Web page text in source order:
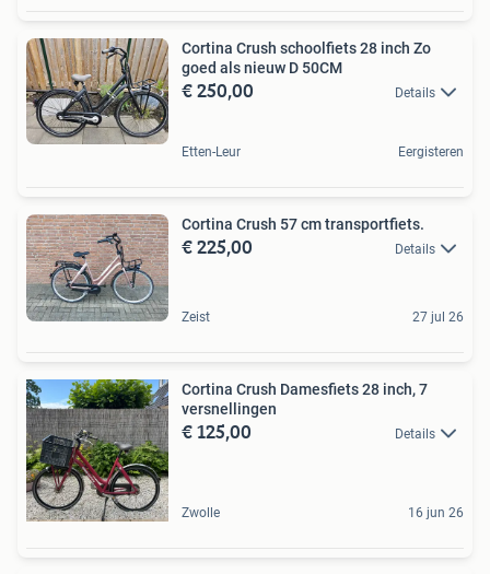
Cortina Crush schoolfiets 28 inch Zo
goed als nieuw D 50CM
€ 250,00 Details
Etten-Leur Eergisteren
Cortina Crush 57 cm transportfiets.
€ 225,00 Details
Zeist 27 jul 26
Cortina Crush Damesfiets 28 inch, 7
versnellingen
€ 125,00 Details
Zwolle 16 jun 26